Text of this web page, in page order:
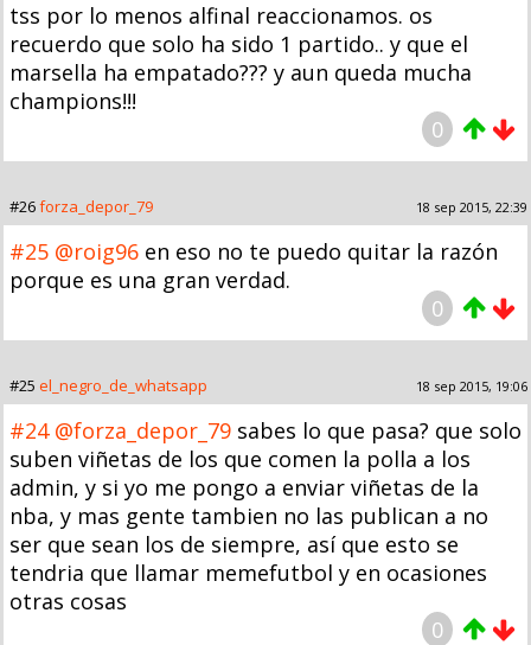
tss por lo menos alfinal reaccionamos. os
recuerdo que solo ha sido 1 partido.. y que el
marsella ha empatado??? y aun queda mucha
champions!!!
0
#26forza_depor_79 18 sep 2015, 22:39
#25 @roig96 en eso no te puedo quitar la razón
porque es una gran verdad.
0
#25 el_negro_de_whatsapp 18 sep 2015, 19:06
#24 @forza_depor_79 sabes lo que pasa? que solo
suben viñetas de los que comen la polla a los
admin, y si yo me pongo a enviar viñetas de la
nba, y mas gente tambien no las publican a no
ser que sean los de siempre, así que esto se
tendria que llamar memefutbol y en ocasiones
otras cosas
0